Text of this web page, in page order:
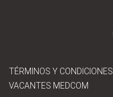
TÉRMINOS Y CONDICIONES
VACANTES MEDCOM